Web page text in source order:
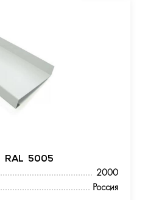
RAL 5005
2000
Россия